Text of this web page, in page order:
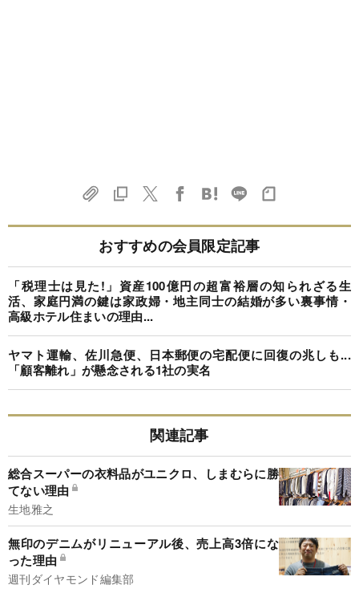
おすすめの会員限定記事
「税理士は見た!」資産100億円の超富裕層の知られざる生
活、家庭円満の鍵は家政婦・地主同士の結婚が多い裏事情・
高級ホテル住まいの理由...
ヤマト運輸、佐川急便、日本郵便の宅配便に回復の兆しも...
「顧客離れ」が懸念される1社の実名
関連記事
総合スーパーの衣料品がユニクロ、しまむらに勝
てない理由
生地雅之
無印のデニムがリニューアル後、売上高3倍にな
った理由
週刊ダイヤモンド編集部